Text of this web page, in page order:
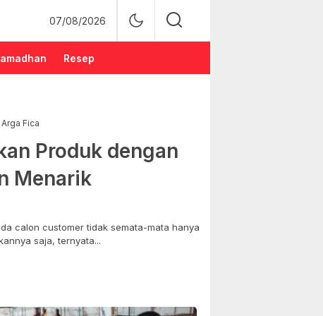
07/08/2026
Resep
Arga Fica
Produk dengan
Menarik
calon customer tidak semata-mata hanya
saja, ternyata...